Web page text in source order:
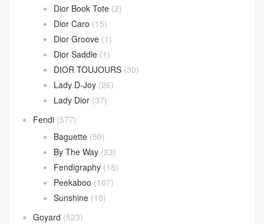
Dior Book Tote (2)
Dior Caro (15)
Dior Groove (1)
Dior Saddle (1)
DIOR TOUJOURS (30)
Lady D-Joy (26)
Lady Dior (37)
Fendi (577)
Baguette (50)
By The Way (23)
Fendigraphy (18)
Peekaboo (107)
Sunshine (10)
Goyard (523)